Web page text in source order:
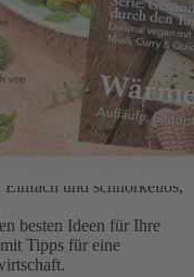
Abo für
hochwertiges
Bestsellern
backen“ und
und liebevoll
für den Haushalt
und schnörkellos,
besten Ideen für Ihre
Tipps für eine